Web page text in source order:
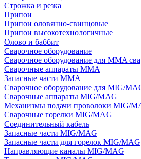
Строжка и резка
Припои
Припои оловянно-свинцовые
Припои высокотехнологичные
Олово и баббит
Сварочное оборудование
Сварочное оборудование для MMA
Сварочные аппараты MMA
Запасные части MMA
Сварочное оборудование для MIG/
Сварочные аппараты MIG/MAG
Механизмы подачи проволоки MIG/
Сварочные горелки MIG/MAG
Соединительный кабель
Запасные части MIG/MAG
Запасные части для горелок MIG/MAG
Направляющие каналы MIG/MAG